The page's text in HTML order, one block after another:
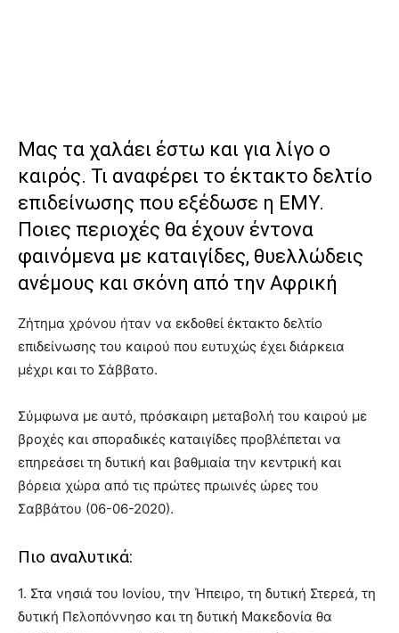
Μας τα χαλάει έστω και για λίγο ο
καιρός. Τι αναφέρει το έκτακτο δελτίο
επιδείνωσης που εξέδωσε η ΕΜΥ.
Ποιες περιοχές θα έχουν έντονα
φαινόμενα με καταιγίδες, θυελλώδεις
ανέμους και σκόνη από την Αφρική
Ζήτημα χρόνου ήταν να εκδοθεί έκτακτο δελτίο
επιδείνωσης του καιρού που ευτυχώς έχει διάρκεια
μέχρι και το Σάββατο.
Σύμφωνα με αυτό, πρόσκαιρη μεταβολή του καιρού με
βροχές και σποραδικές καταιγίδες προβλέπεται να
επηρεάσει τη δυτική και βαθμιαία την κεντρική και
βόρεια χώρα από τις πρώτες πρωινές ώρες του
Σαββάτου (06-06-2020).
Πιο αναλυτικά:
1. Στα νησιά του Ιονίου, την Ήπειρο, τη δυτική Στερεά, τη
δυτική Πελοπόννησο και τη δυτική Μακεδονία θα